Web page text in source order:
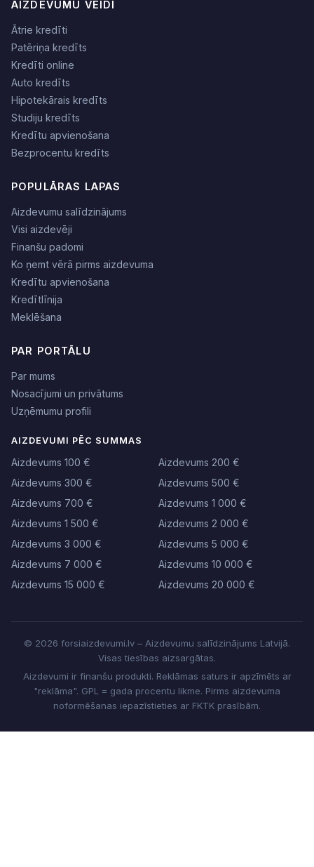
AIZDEVUMU VEIDI
Ātrie kredīti
Patēriņa kredīts
Kredīti online
Auto kredīts
Hipotekārais kredīts
Studiju kredīts
Kredītu apvienošana
Bezprocentu kredīts
POPULĀRAS LAPAS
Aizdevumu salīdzinājums
Visi aizdevēji
Finanšu padomi
Ko ņemt vērā pirms aizdevuma
Kredītu apvienošana
Kredītlīnija
Meklēšana
PAR PORTĀLU
Par mums
Nosacījumi un privātums
Uzņēmumu profili
AIZDEVUMI PĒC SUMMAS
Aizdevums 100 €
Aizdevums 200 €
Aizdevums 300 €
Aizdevums 500 €
Aizdevums 700 €
Aizdevums 1 000 €
Aizdevums 1 500 €
Aizdevums 2 000 €
Aizdevums 3 000 €
Aizdevums 5 000 €
Aizdevums 7 000 €
Aizdevums 10 000 €
Aizdevums 15 000 €
Aizdevums 20 000 €
© 2026 forsiaizdevumi.lv – Aizdevumu salīdzinājums Latvijā.
Visas tiesības aizsargātas.
Aizdevumi ir finanšu produkti. Reklāmas saturs ir apzīmēts ar
"reklāma". GPL = gada procentu likme. Pirms aizdevuma
noformēšanas iepazīstieties ar FKTK prasībām.